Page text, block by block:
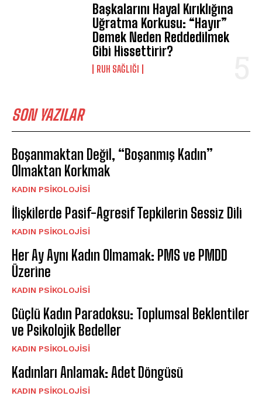
Gizlilik politikasınıokudum, onaylıyorum.
Başkalarını Hayal Kırıklığına
Uğratma Korkusu: “Hayır”
Demek Neden Reddedilmek
Gibi Hissettirir?
⁠RUH SAĞLIĞI
SON YAZILAR
Boşanmaktan Değil, “Boşanmış Kadın”
Olmaktan Korkmak
KADIN PSIKOLOJISI
İlişkilerde Pasif-Agresif Tepkilerin Sessiz Dili
KADIN PSIKOLOJISI
Her Ay Aynı Kadın Olmamak: PMS ve PMDD
Üzerine
KADIN PSIKOLOJISI
Güçlü Kadın Paradoksu: Toplumsal Beklentiler
ve Psikolojik Bedeller
KADIN PSIKOLOJISI
Kadınları Anlamak: Adet Döngüsü
KADIN PSIKOLOJISI